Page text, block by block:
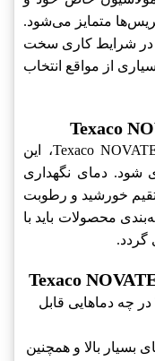
متمایز می‌شود.
در شرایط کاری سخت
از مواقع انتخاب
برای حفظ کیفیت و کارایی Texaco NOVATEX EP 2‎، این
شود. دمای نگهداری
خورشید و رطوبت
محصولات باید با
گردد.
Texaco NOVATEX EP 2‎ در چه دماهایی قابل
بسیار بالا و همچنین